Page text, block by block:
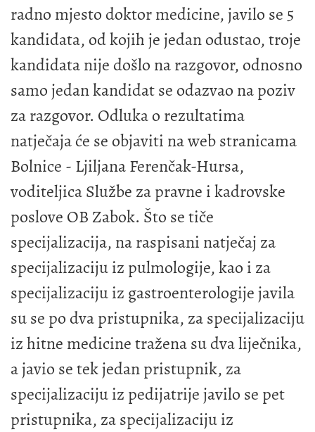
radno mjesto doktor medicine, javilo se 5
kandidata, od kojih je jedan odustao, troje
kandidata nije došlo na razgovor, odnosno
samo jedan kandidat se odazvao na poziv
za razgovor. Odluka o rezultatima
natječaja će se objaviti na web stranicama
Bolnice - Ljiljana Ferenčak-Hursa,
voditeljica Službe za pravne i kadrovske
poslove OB Zabok. Što se tiče
specijalizacija, na raspisani natječaj za
specijalizaciju iz pulmologije, kao i za
specijalizaciju iz gastroenterologije javila
su se po dva pristupnika, za specijalizaciju
iz hitne medicine tražena su dva liječnika,
a javio se tek jedan pristupnik, za
specijalizaciju iz pedijatrije javilo se pet
pristupnika, za specijalizaciju iz